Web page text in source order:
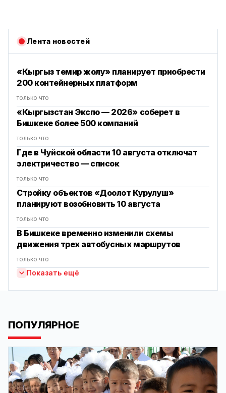
Лента новостей
«Кыргыз темир жолу» планирует приобрести
200 контейнерных платформ
только что
«Кыргызстан Экспо — 2026» соберет в
Бишкеке более 500 компаний
только что
Где в Чуйской области 10 августа отключат
электричество — список
только что
Стройку объектов «Доолот Курулуш»
планируют возобновить 10 августа
только что
В Бишкеке временно изменили схемы
движения трех автобусных маршрутов
только что
Показать ещё
ПОПУЛЯРНОЕ